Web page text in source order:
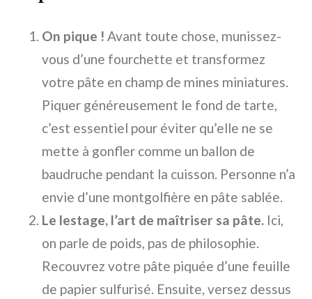
On pique ! Avant toute chose, munissez-
vous d’une fourchette et transformez
votre pâte en champ de mines miniatures.
Piquer généreusement le fond de tarte,
c’est essentiel pour éviter qu’elle ne se
mette à gonfler comme un ballon de
baudruche pendant la cuisson. Personne n’a
envie d’une montgolfière en pâte sablée.
Le lestage, l’art de maîtriser sa pâte. Ici,
on parle de poids, pas de philosophie.
Recouvrez votre pâte piquée d’une feuille
de papier sulfurisé. Ensuite, versez dessus